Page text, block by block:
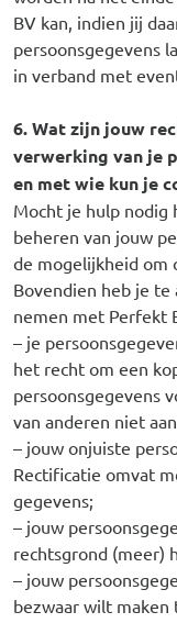
BV kan, indien jij
persoonsgegevens
in verband met
6. Wat zijn jouw
verwerking van je
en met wie kun je
Mocht je hulp
beheren van jouw
de mogelijkheid om
Bovendien heb je
nemen met Perfekt
– je
het recht om een
persoonsgegevens
van anderen niet
– jouw onjuiste
Rectificatie omvat
gegevens;
– jouw
rechtsgrond (meer)
– jouw
bezwaar wilt